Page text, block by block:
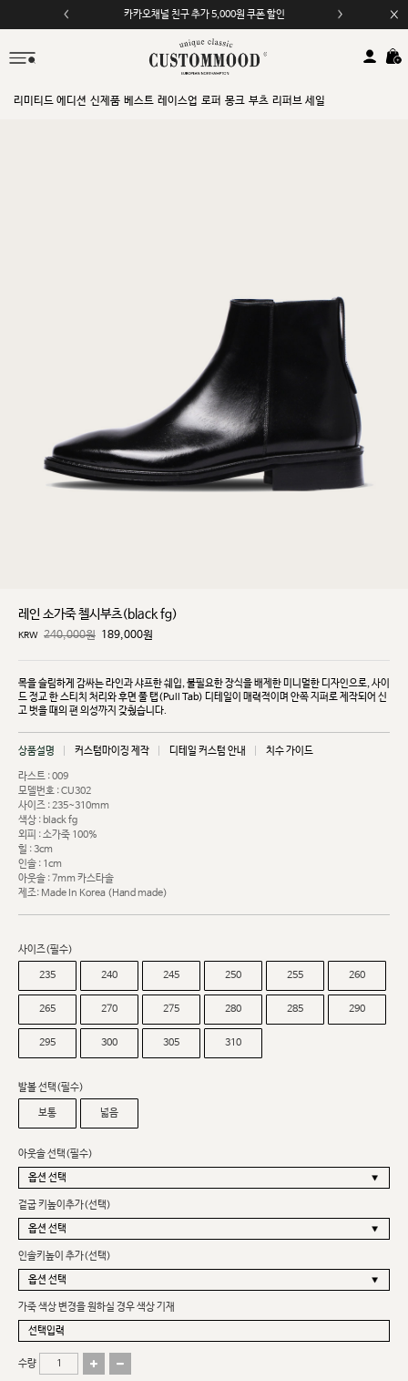
카카오채널 친구 추가 5,000원 쿠폰 할인
모바일 앱 자동 2,000원 할인
리미티드 에디션 신제품 베스트 레이스업 로퍼 몽크 부츠 리퍼브 세일
레인 소가죽 첼시부츠(black fg)
KRW 240,000원 189,000원
목을 슬림하게 감싸는 라인과 샤프한 쉐입, 불필요한 장식을 배제한 미니멀한 디자인으로, 사이
드 정교한 스티치 처리와 후면 풀 탭(Pull Tab) 디테일이 매력적이며 안쪽 지퍼로 제작되어 신
고 벗을 때의 편 의성까지 갖췄습니다.
상품설명 커스텀마이징 제작 디테일 커스텀 안내 치수 가이드
라스트 : 009
모델번호 : CU302
사이즈 : 235~310mm
색상 : black fg
외피 : 소가죽 100%
힐 : 3cm
인솔 : 1cm
아웃솔 : 7mm 카스타솔
제조: Made In Korea (Hand made)
사이즈(필수)
235 240 245 250 255 260
265 270 275 280 285 290
295 300 305 310
발볼 선택(필수)
보통 넓음
아웃솔 선택(필수)
겉굽 키높이추가(선택)
인솔키높이 추가(선택)
가죽 색상 변경을 원하실 경우 색상 기재
수량